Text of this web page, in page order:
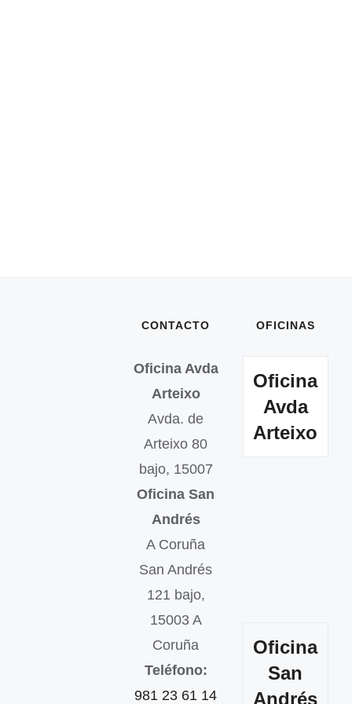
CONTACTO
Oficina Avda
Arteixo
Avda. de
Arteixo 80
bajo, 15007
Oficina San
Andrés
A Coruña
San Andrés
121 bajo,
15003 A
Coruña
Teléfono:
981 23 61 14
OFICINAS
Oficina
Avda
Arteixo
Oficina
San
Andrés